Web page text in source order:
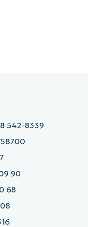
542-8339
90
68